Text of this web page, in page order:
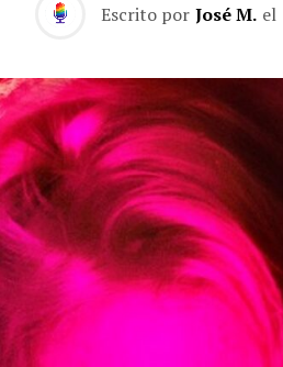
Escrito por José M. el